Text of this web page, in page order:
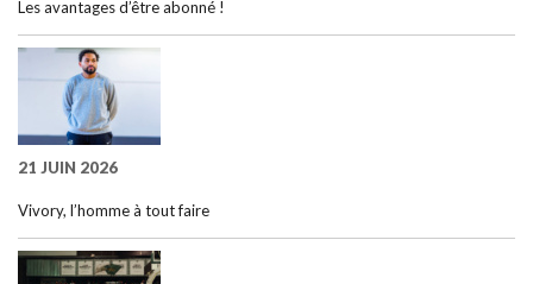
Les avantages d’être abonné !
21 JUIN 2026
Vivory, l’homme à tout faire